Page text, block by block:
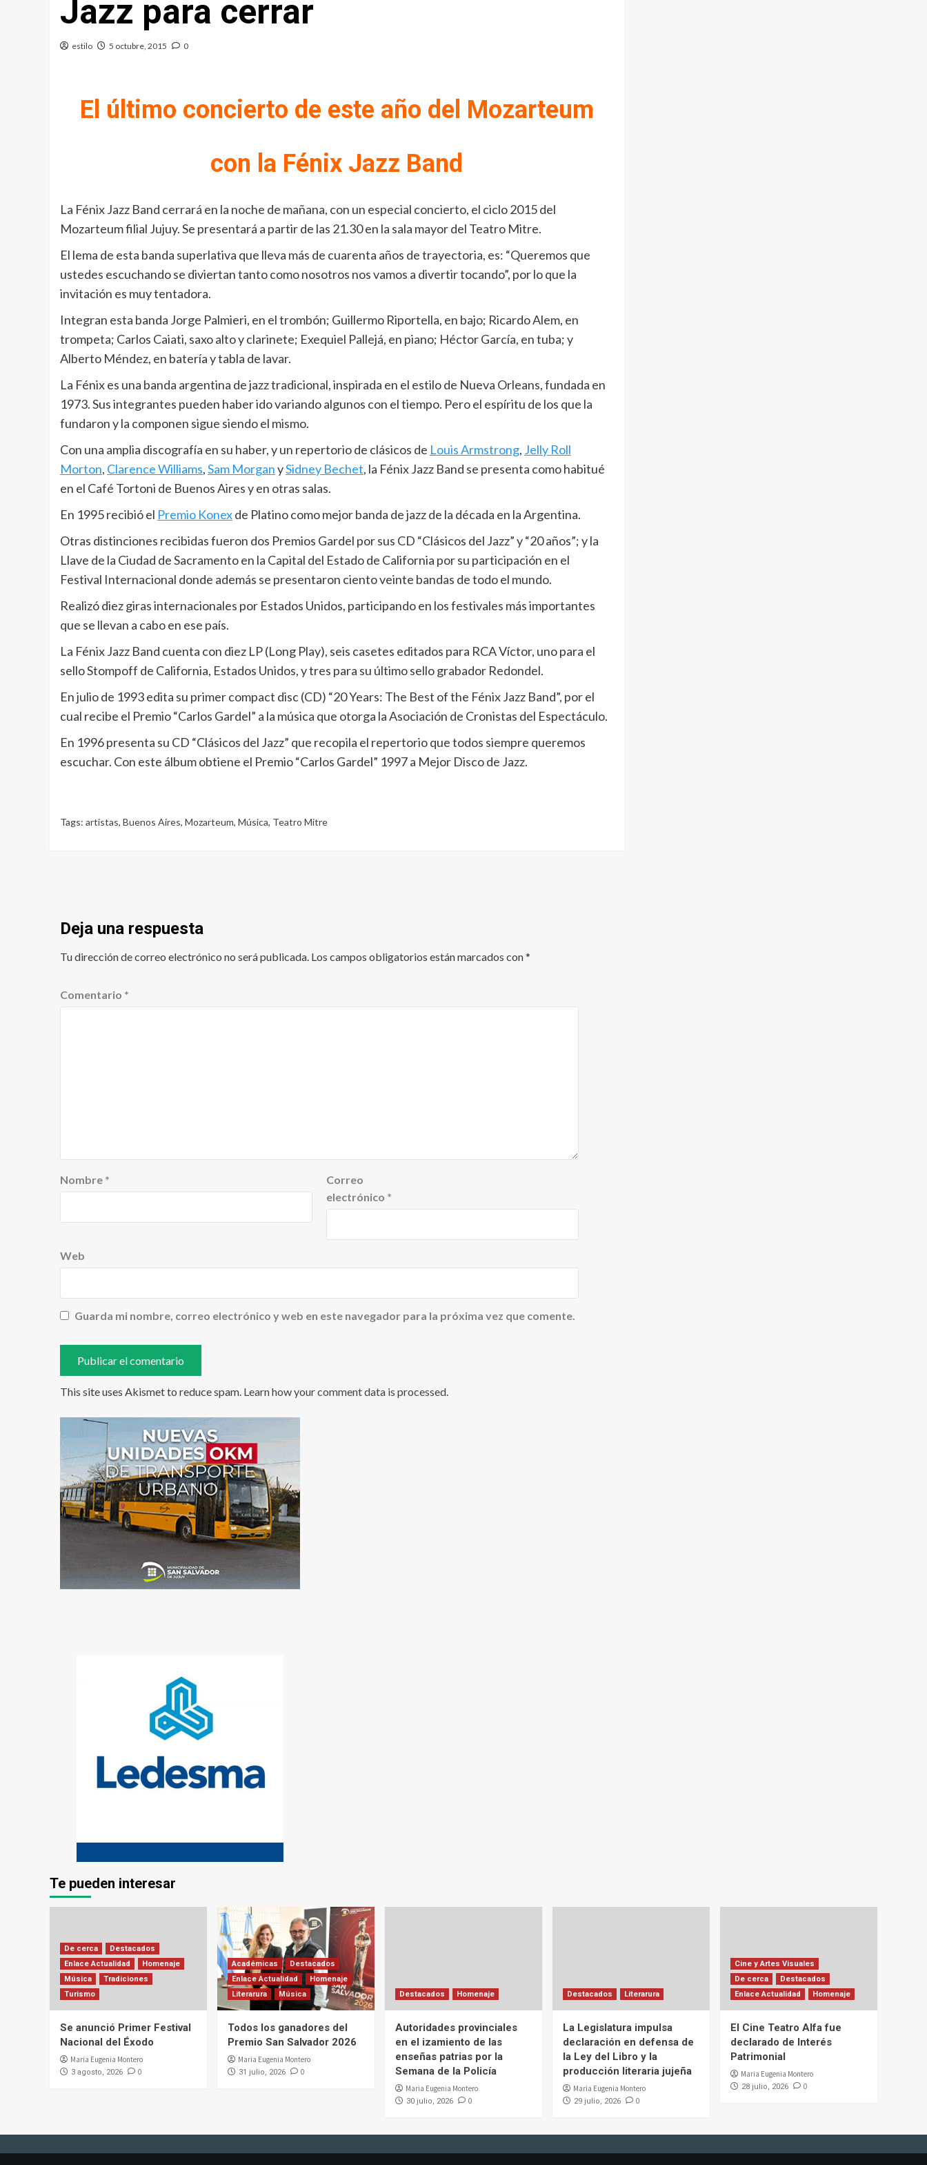
Jazz para cerrar
estilo 5 octubre, 2015 0
El último concierto de este año del Mozarteum
con la Fénix Jazz Band
La Fénix Jazz Band cerrará en la noche de mañana, con un especial concierto, el ciclo 2015 del
Mozarteum filial Jujuy. Se presentará a partir de las 21.30 en la sala mayor del Teatro Mitre.
El lema de esta banda superlativa que lleva más de cuarenta años de trayectoria, es: “Queremos que
ustedes escuchando se diviertan tanto como nosotros nos vamos a divertir tocando”, por lo que la
invitación es muy tentadora.
Integran esta banda Jorge Palmieri, en el trombón; Guillermo Riportella, en bajo; Ricardo Alem, en
trompeta; Carlos Caiati, saxo alto y clarinete; Exequiel Pallejá, en piano; Héctor García, en tuba; y
Alberto Méndez, en batería y tabla de lavar.
La Fénix es una banda argentina de jazz tradicional, inspirada en el estilo de Nueva Orleans, fundada en
1973. Sus integrantes pueden haber ido variando algunos con el tiempo. Pero el espíritu de los que la
fundaron y la componen sigue siendo el mismo.
Con una amplia discografía en su haber, y un repertorio de clásicos de Louis Armstrong, Jelly Roll
Morton, Clarence Williams,Sam MorganySidney Bechet, la Fénix Jazz Band se presenta como habitué
en el Café Tortoni de Buenos Aires y en otras salas.
En 1995 recibió el Premio Konexde Platino como mejor banda de jazz de la década en la Argentina.
Otras distinciones recibidas fueron dos Premios Gardel por sus CD “Clásicos del Jazz” y “20 años”; y la
Llave de la Ciudad de Sacramento en la Capital del Estado de California por su participación en el
Festival Internacional donde además se presentaron ciento veinte bandas de todo el mundo.
Realizó diez giras internacionales por Estados Unidos, participando en los festivales más importantes
que se llevan a cabo en ese país.
La Fénix Jazz Band cuenta con diez LP (Long Play), seis casetes editados para RCA Víctor, uno para el
sello Stompoff de California, Estados Unidos, y tres para su último sello grabador Redondel.
En julio de 1993 edita su primer compact disc (CD) “20 Years: The Best of the Fénix Jazz Band”, por el
cual recibe el Premio “Carlos Gardel” a la música que otorga la Asociación de Cronistas del Espectáculo.
En 1996 presenta su CD “Clásicos del Jazz” que recopila el repertorio que todos siempre queremos
escuchar. Con este álbum obtiene el Premio “Carlos Gardel” 1997 a Mejor Disco de Jazz.
Tags: artistas, Buenos Aires, Mozarteum, Música, Teatro Mitre
Deja una respuesta
Tu dirección de correo electrónico no será publicada. Los campos obligatorios están marcados con*
Comentario *
Nombre *
Correo
electrónico *
Web
Guarda mi nombre, correo electrónico y web en este navegador para la próxima vez que comente.
This site uses Akismet to reduce spam. Learn how your comment data is processed.
Te pueden interesar
De cerca
Destacados
Enlace Actualidad
Homenaje
Música
Tradiciones
Turismo
Se anunció Primer Festival
Nacional del Éxodo
Maria Eugenia Montero
3 agosto, 2026 0
Académicas
Destacados
Enlace Actualidad
Homenaje
Literarura
Música
Todos los ganadores del
Premio San Salvador 2026
Maria Eugenia Montero
31 julio, 2026 0
Destacados Homenaje
Autoridades provinciales
en el izamiento de las
enseñas patrias por la
Semana de la Policía
Maria Eugenia Montero
30 julio, 2026 0
Destacados Literarura
La Legislatura impulsa
declaración en defensa de
la Ley del Libro y la
producción literaria jujeña
Maria Eugenia Montero
29 julio, 2026 0
Cine y Artes Visuales
De cerca
Destacados
Enlace Actualidad
Homenaje
El Cine Teatro Alfa fue
declarado de Interés
Patrimonial
Maria Eugenia Montero
28 julio, 2026 0